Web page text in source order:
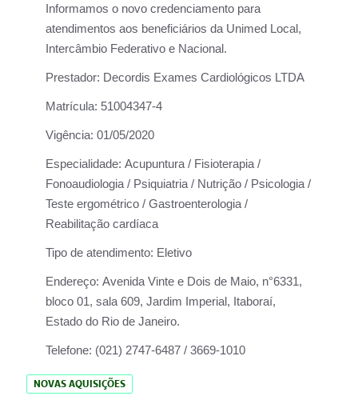
Informamos o novo credenciamento para
atendimentos aos beneficiários da Unimed Local,
Intercâmbio Federativo e Nacional.
Prestador: Decordis Exames Cardiológicos LTDA
Matrícula: 51004347-4
Vigência: 01/05/2020
Especialidade: Acupuntura / Fisioterapia /
Fonoaudiologia / Psiquiatria / Nutrição / Psicologia /
Teste ergométrico / Gastroenterologia /
Reabilitação cardíaca
Tipo de atendimento: Eletivo
Endereço: Avenida Vinte e Dois de Maio, n°6331,
bloco 01, sala 609, Jardim Imperial, Itaboraí,
Estado do Rio de Janeiro.
Telefone: (021) 2747-6487 / 3669-1010
NOVAS AQUISIÇÕES